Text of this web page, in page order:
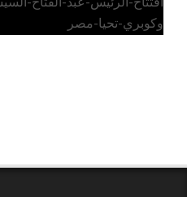
وكوبري-تحيا-مصر